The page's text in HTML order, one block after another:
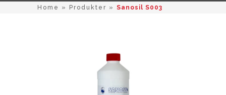
Home » Produkter » Sanosil S003